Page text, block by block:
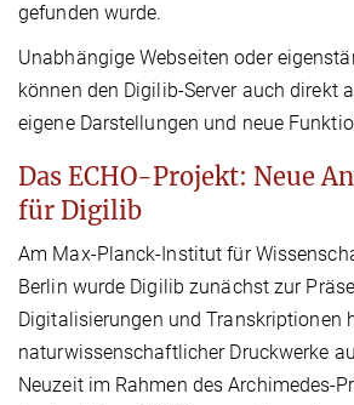
gefunden wurde.
Unabhängige Webseiten oder
können den Digilib-Server auch direkt
eigene Darstellungen und neue
Das ECHO-Projekt: Neue
für Digilib
Am Max-Planck-Institut für
Berlin wurde Digilib zunächst zur
Digitalisierungen und Transkriptionen
naturwissenschaftlicher Druckwerke
Neuzeit im Rahmen des Archimedes-